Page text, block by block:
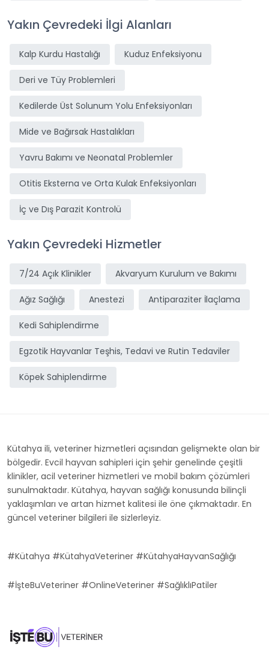
Yakın Çevredeki İlgi Alanları
Kalp Kurdu Hastalığı Kuduz Enfeksiyonu
Deri ve Tüy Problemleri
Kedilerde Üst Solunum Yolu Enfeksiyonları
Mide ve Bağırsak Hastalıkları
Yavru Bakımı ve Neonatal Problemler
Otitis Eksterna ve Orta Kulak Enfeksiyonları
İç ve Dış Parazit Kontrolü
Yakın Çevredeki Hizmetler
7/24 Açık Klinikler Akvaryum Kurulum ve Bakımı
Ağız Sağlığı Anestezi Antiparaziter İlaçlama
Kedi Sahiplendirme
Egzotik Hayvanlar Teşhis, Tedavi ve Rutin Tedaviler
Köpek Sahiplendirme
Kütahya ili, veteriner hizmetleri açısından gelişmekte olan bir
bölgedir. Evcil hayvan sahipleri için şehir genelinde çeşitli
klinikler, acil veteriner hizmetleri ve mobil bakım çözümleri
sunulmaktadır. Kütahya, hayvan sağlığı konusunda bilinçli
yaklaşımları ve artan hizmet kalitesi ile öne çıkmaktadır. En
güncel veteriner bilgileri ile sizlerleyiz.
#Kütahya #KütahyaVeteriner #KütahyaHayvanSağlığı
#İşteBuVeteriner #OnlineVeteriner #SağlıklıPatiler